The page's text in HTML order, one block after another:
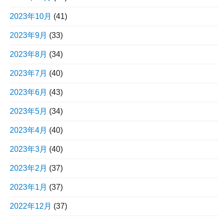
2023年10月 (41)
2023年9月 (33)
2023年8月 (34)
2023年7月 (40)
2023年6月 (43)
2023年5月 (34)
2023年4月 (40)
2023年3月 (40)
2023年2月 (37)
2023年1月 (37)
2022年12月 (37)